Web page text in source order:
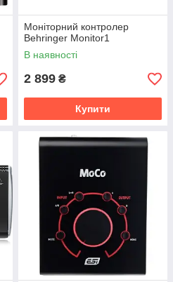
Моніторний контролер
Behringer Monitor1
В наявності
2 899 ₴
Купити